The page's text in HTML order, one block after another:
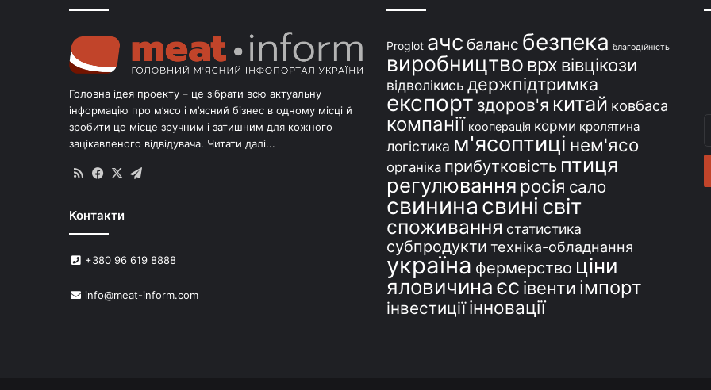
Головна ідея проекту – це зібрати всю актуальну
інформацію про м’ясо і м’ясний бізнес в одному місці й
зробити це місце зручним і затишним для кожного
зацікавленого відвідувача. Читати далі...
RSS Facebook
X
Контакти
+380 96 619 8888
info@meat-inform.com
Proglot ачс баланс безпека благодійність
виробництво врх вівцікози
відволікись держпідтримка
експорт здоров'я китай ковбаса
компанії кооперація корми кролятина
логістика м'ясоптиці нем'ясо
органіка прибутковість птиця
регулювання росія сало
свинина свині світ
споживання статистика
субпродукти техніка-обладнання
україна фермерство ціни
яловичинаєс івенти імпорт
інвестиції інновації